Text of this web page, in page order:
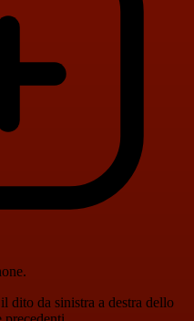
dito da sinistra a destra dello